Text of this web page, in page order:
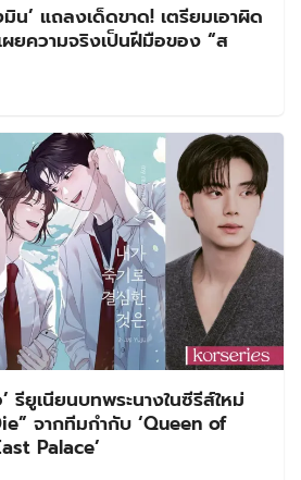
’ แถลงเด็ดขาด! เตรียมเอาผิด
ยความจริงเป็นฝีมือของ “ส
รียูเนียนบทพระนางในซีรีส์ใหม่
จากทีมกำกับ ‘Queen of
Palace’